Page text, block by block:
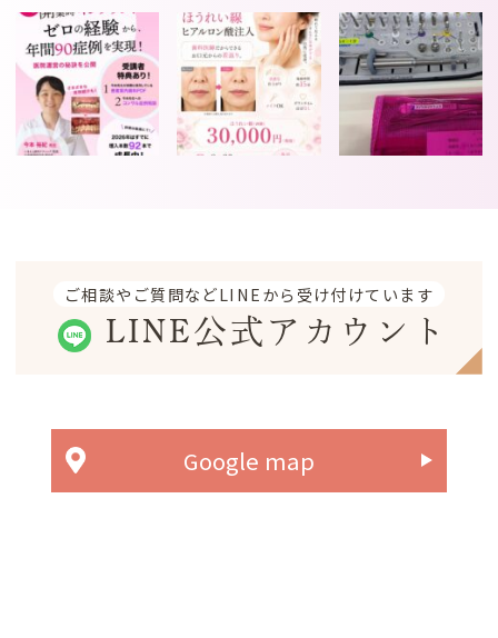
ご相談やご質問などLINEから受け付けています
LINE公式アカウント
Google map